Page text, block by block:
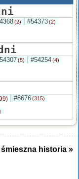
(2) #54373(2)
(5) #54254(4)
#8676(315)
śmieszna historia »